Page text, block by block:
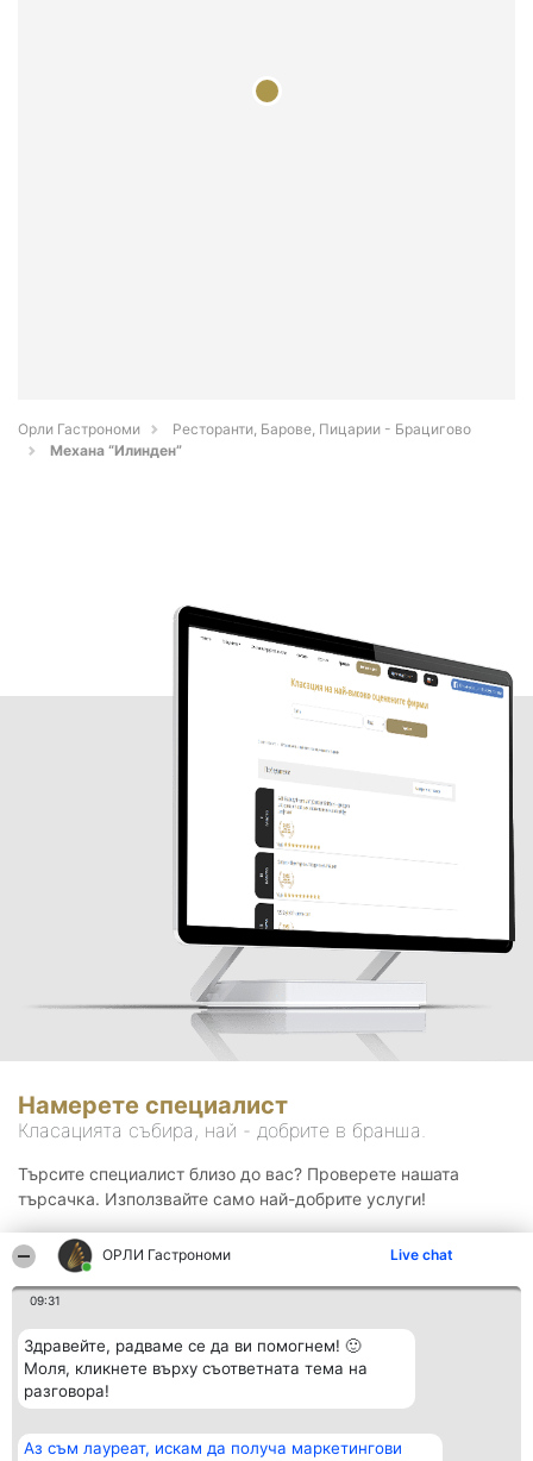
ОРЛИ Гастрономи Live chat
09:31
Здравейте, радваме се да ви помогнем! 🙂
Моля, кликнете върху съответната тема на
разговора!
Аз съм лауреат, искам да получа маркетингови
Орли Гастрономи
Ресторанти, Барове, Пицарии - Брацигово
Механа “Илинден”
Намерете специалист
Класацията събира, най - добрите в бранша.
Търсите специалист близо до вас? Проверете нашата
търсачка. Използвайте само най-добрите услуги!
Организатор на
Класация Контакти